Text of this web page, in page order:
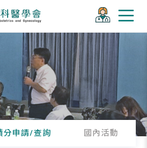
分申請/查詢 國內活動